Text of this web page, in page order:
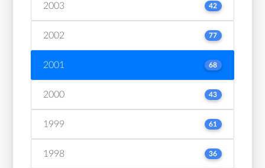
2003 42
2002 77
2001 68
2000 43
1999 61
1998 36